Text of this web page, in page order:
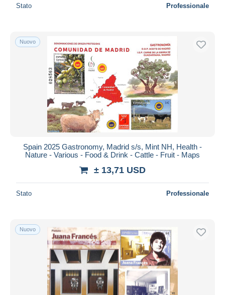
Stato Professionale
Nuovo
Spain 2025 Gastronomy, Madrid s/s, Mint NH, Health -
Nature - Various - Food & Drink - Cattle - Fruit - Maps
± 13,71 USD
Stato Professionale
Nuovo